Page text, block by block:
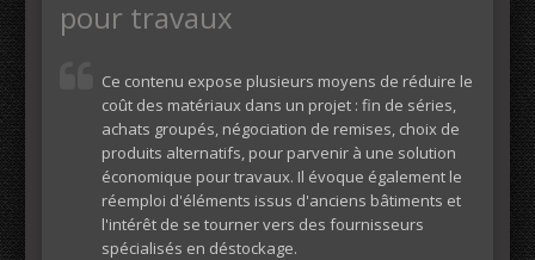
pour travaux
Ce contenu expose plusieurs moyens de réduire le
coût des matériaux dans un projet : fin de séries,
achats groupés, négociation de remises, choix de
produits alternatifs, pour parvenir à une solution
économique pour travaux. Il évoque également le
réemploi d'éléments issus d'anciens bâtiments et
l'intérêt de se tourner vers des fournisseurs
spécialisés en déstockage.